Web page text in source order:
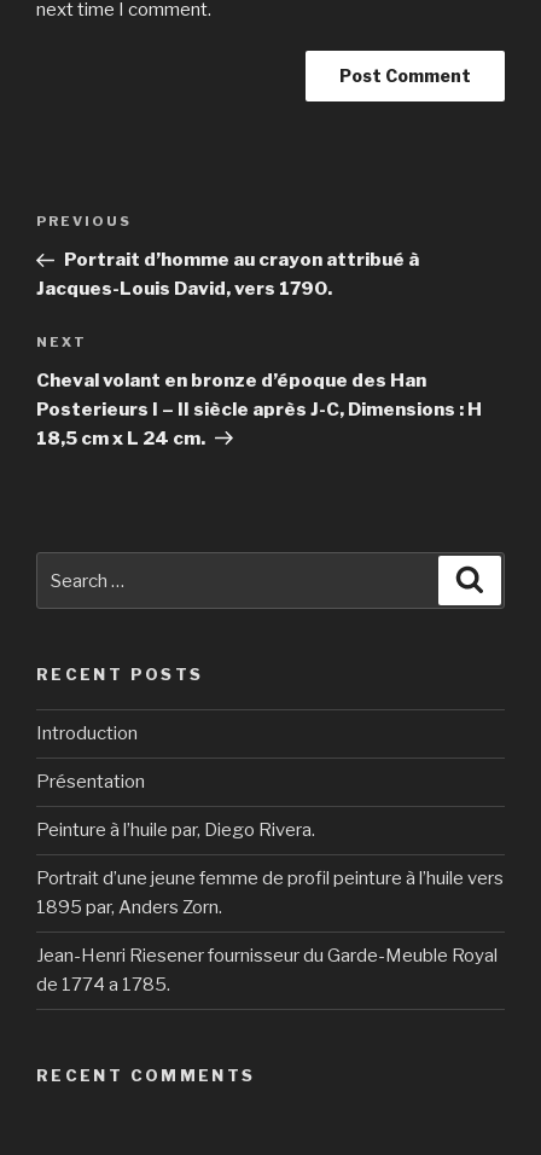
next time I comment.
Previous
Post
PREVIOUS
Portrait d’homme au crayon attribué à
Jacques-Louis David, vers 1790.
Next
Post
NEXT
Cheval volant en bronze d’époque des Han
Posterieurs I – II siècle après J-C, Dimensions : H
18,5 cm x L 24 cm.
for:
RECENT POSTS
Introduction
Présentation
Peinture à l’huile par, Diego Rivera.
Portrait d’une jeune femme de profil peinture à l’huile vers
1895 par, Anders Zorn.
Jean-Henri Riesener fournisseur du Garde-Meuble Royal
de 1774 a 1785.
RECENT COMMENTS